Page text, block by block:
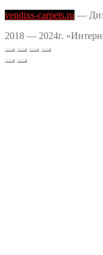
vendixs-carpets.ru —
2018 — 2024г.